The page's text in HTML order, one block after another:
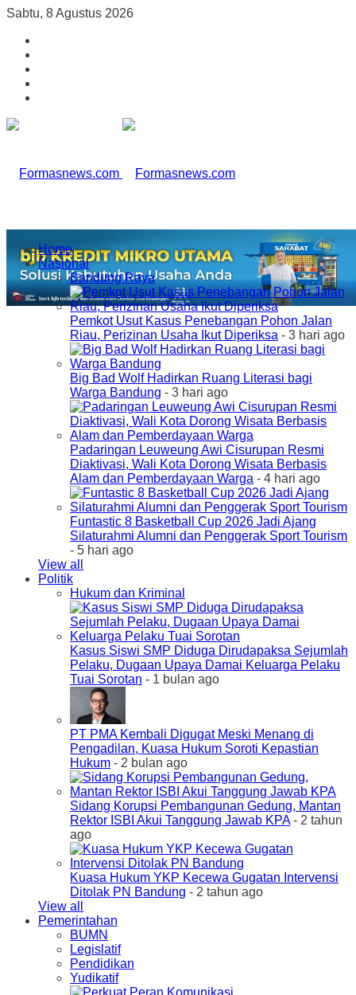
Sabtu, 8 Agustus 2026
Home
Nasional
Bandung Raya
Pemkot Usut Kasus Penebangan Pohon Jalan
Riau, Perizinan Usaha Ikut Diperiksa - 3 hari ago
Big Bad Wolf Hadirkan Ruang Literasi bagi
Warga Bandung - 3 hari ago
Padaringan Leuweung Awi Cisurupan Resmi
Diaktivasi, Wali Kota Dorong Wisata Berbasis
Alam dan Pemberdayaan Warga - 4 hari ago
Funtastic 8 Basketball Cup 2026 Jadi Ajang
Silaturahmi Alumni dan Penggerak Sport Tourism
- 5 hari ago
View all
Politik
Hukum dan Kriminal
Kasus Siswi SMP Diduga Dirudapaksa Sejumlah
Pelaku, Dugaan Upaya Damai Keluarga Pelaku
Tuai Sorotan - 1 bulan ago
PT PMA Kembali Digugat Meski Menang di
Pengadilan, Kuasa Hukum Soroti Kepastian
Hukum - 2 bulan ago
Sidang Korupsi Pembangunan Gedung, Mantan
Rektor ISBI Akui Tanggung Jawab KPA- 2 tahun
ago
Kuasa Hukum YKP Kecewa Gugatan Intervensi
Ditolak PN Bandung - 2 tahun ago
View all
Pemerintahan
BUMN
Legislatif
Pendidikan
Yudikatif